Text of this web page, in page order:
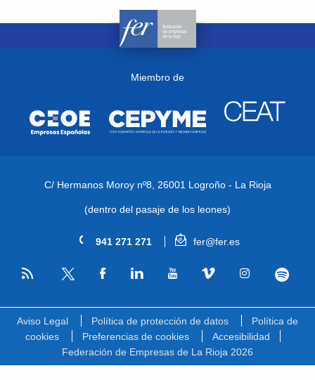
Miembro de
C/ Hermanos Moroy nº8, 26001 Logroño - La Rioja
(dentro del pasaje de los leones)
941 271 271 fer@fer.es
RSS
Aviso Legal Política de protección de datos
Política de
cookies
Preferencias de cookies
Accesibilidad
Federación de Empresas de La Rioja 2026